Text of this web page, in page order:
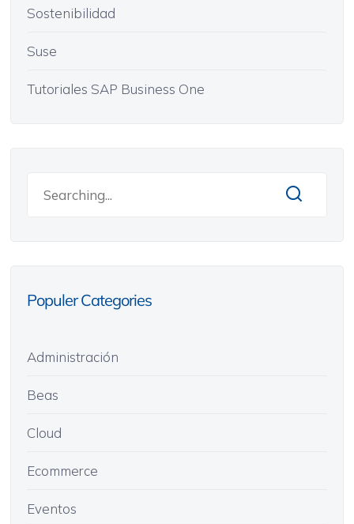
Sostenibilidad
Suse
Tutoriales SAP Business One
Populer Categories
Administración
Beas
Cloud
Ecommerce
Eventos